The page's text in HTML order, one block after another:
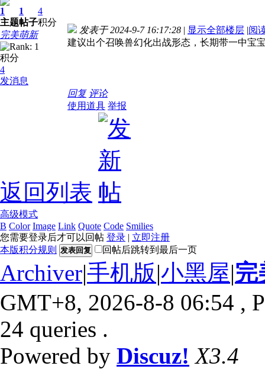
1
主题
1
帖子
4
积分
完美萌新
积分
4
发消息
发表于 2024-9-7 16:17:28 | 显示全部楼层 |阅
建议出个召唤兽幻化出战形态，长期带一中宝
回复 评论
使用道具 举报
返回列表
高级模式
B Color Image Link Quote Code Smilies
您需要登录后才可以回帖 登录 | 立即注册
本版积分规则
发表回复 回帖后跳转到最后一页
Archiver|手机版|小黑屋|完
GMT+8, 2026-8-8 06:54 ,
24 queries .
Powered by Discuz! X3.4